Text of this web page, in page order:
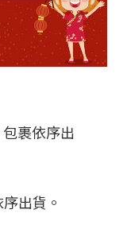
裹依序出
出貨。